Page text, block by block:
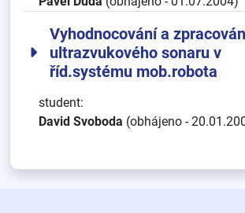
Vyhodnocování a
ultrazvukového sonaru v
říd.systému mob.robota
student:
David Svoboda (obhájeno -